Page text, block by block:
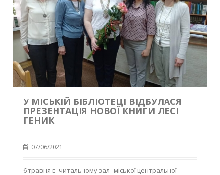
У МІСЬКІЙ БІБЛІОТЕЦІ ВІДБУЛАСЯ
ПРЕЗЕНТАЦІЯ НОВОЇ КНИГИ ЛЕСІ
ГЕНИК
07/06/2021
6 травня в читальному залі міської центральної